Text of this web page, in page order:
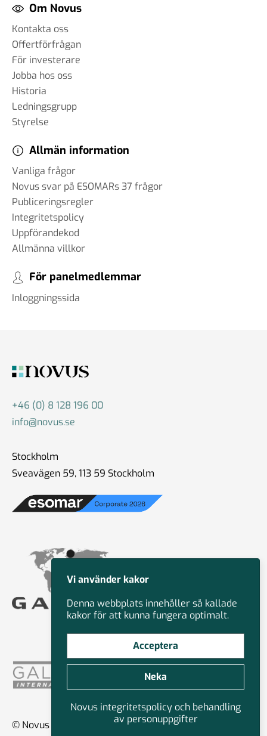
Om Novus
Kontakta oss
Offertförfrågan
För investerare
Jobba hos oss
Historia
Ledningsgrupp
Styrelse
Allmän information
Vanliga frågor
Novus svar på ESOMARs 37 frågor
Publiceringsregler
Integritetspolicy
Uppförandekod
Allmänna villkor
För panelmedlemmar
Inloggningssida
+46 (0) 8 128 196 00
info@novus.se
Stockholm
Sveavägen 59, 113 59 Stockholm
© Novus Group International 2026
Vi använder kakor
Denna webbplats innehåller så kallade
kakor för att kunna fungera optimalt.
Acceptera
Neka
Novus integritetspolicy och behandling
av personuppgifter